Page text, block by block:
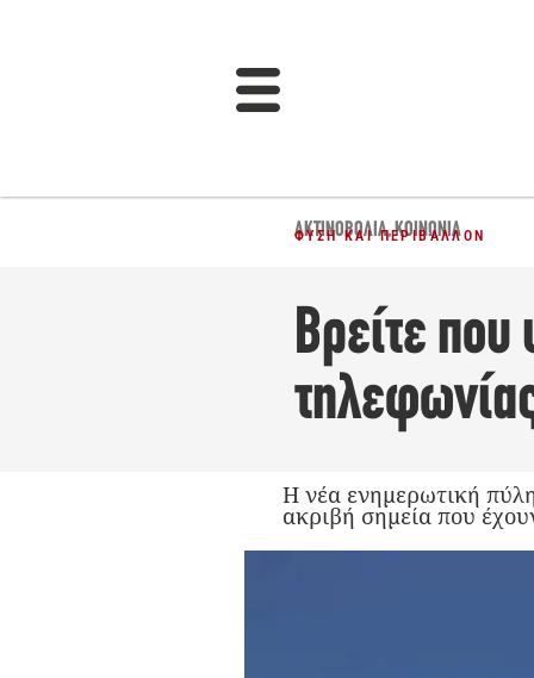
ΑΚΤΙΝΟΒΟΛΊΑ,ΚΟΙΝΩΝΊΑ
ΦΎΣΗ ΚΑΙ ΠΕΡΙΒΆΛΛΟΝ
Βρείτε που
Η νέα ενημερωτική
ακριβή σημεία που